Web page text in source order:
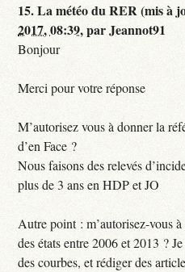
15.La météo du RER (mis à
2017, 08:39,parJeannot91
Bonjour
Merci pour votre réponse
M’autorisez vous à donner la
d’en Face ?
Nous faisons des relevés
plus de 3 ans en HDP et JO
Autre point : m’autorisez-vous
des états entre 2006 et 2013 ?
des courbes, et rédiger des